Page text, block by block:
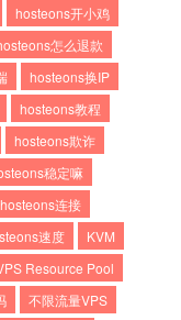
hosteons开小鸡
怎么退款
hosteons换IP
hosteons教程
hosteons欺诈
稳定嘛
hosteons连接
速度
KVM
Resource Pool
不限流量VPS